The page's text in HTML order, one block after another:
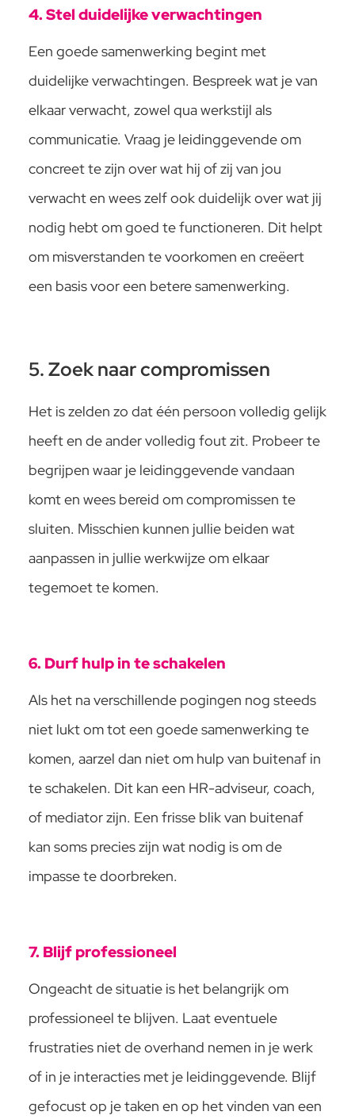
4. Stel duidelijke verwachtingen
Een goede samenwerking begint met
duidelijke verwachtingen. Bespreek wat je van
elkaar verwacht, zowel qua werkstijl als
communicatie. Vraag je leidinggevende om
concreet te zijn over wat hij of zij van jou
verwacht en wees zelf ook duidelijk over wat jij
nodig hebt om goed te functioneren. Dit helpt
om misverstanden te voorkomen en creëert
een basis voor een betere samenwerking.
5. Zoek naar compromissen
Het is zelden zo dat één persoon volledig gelijk
heeft en de ander volledig fout zit. Probeer te
begrijpen waar je leidinggevende vandaan
komt en wees bereid om compromissen te
sluiten. Misschien kunnen jullie beiden wat
aanpassen in jullie werkwijze om elkaar
tegemoet te komen.
6. Durf hulp in te schakelen
Als het na verschillende pogingen nog steeds
niet lukt om tot een goede samenwerking te
komen, aarzel dan niet om hulp van buitenaf in
te schakelen. Dit kan een HR-adviseur, coach,
of mediator zijn. Een frisse blik van buitenaf
kan soms precies zijn wat nodig is om de
impasse te doorbreken.
7. Blijf professioneel
Ongeacht de situatie is het belangrijk om
professioneel te blijven. Laat eventuele
frustraties niet de overhand nemen in je werk
of in je interacties met je leidinggevende. Blijf
gefocust op je taken en op het vinden van een